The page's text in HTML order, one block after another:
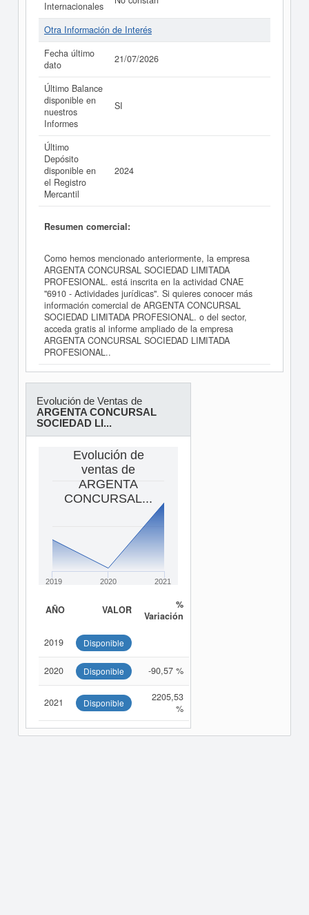
Internacionales
Otra Información de Interés
Fecha último
dato
21/07/2026
Último Balance
disponible en
nuestros
Informes
SI
Último
Depósito
disponible en
el Registro
Mercantil
2024
Resumen comercial:
Como hemos mencionado anteriormente, la empresa
ARGENTA CONCURSAL SOCIEDAD LIMITADA
PROFESIONAL. está inscrita en la actividad CNAE
"6910 - Actividades jurídicas". Si quieres conocer más
información comercial de ARGENTA CONCURSAL
SOCIEDAD LIMITADA PROFESIONAL. o del sector,
acceda gratis al informe ampliado de la empresa
ARGENTA CONCURSAL SOCIEDAD LIMITADA
PROFESIONAL..
Evolución de Ventas de
ARGENTA CONCURSAL
SOCIEDAD LI...
Evolución de
ventas de
ARGENTA
CONCURSAL...
2019 2020 2021
AÑO VALOR
%
Variación
2019 Disponible
2020 Disponible -90,57 %
2021 Disponible
2205,53
%